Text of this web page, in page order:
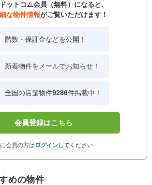
ットコム会員（無料）になると、
な物件情報がご覧いただけます！
階数・保証金などを公開！
新着物件をメールでお知らせ！
全国の店舗物件9286件掲載中！
会員登録はこちら
会員の方は ログインしてください
めの物件